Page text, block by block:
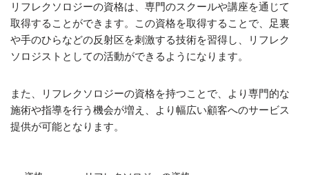
リフレクソロジーの資格は、専門のスクールや講座を通じて
取得することができます。この資格を取得することで、足裏
や手のひらなどの反射区を刺激する技術を習得し、リフレク
ソロジストとしての活動ができるようになります。
また、リフレクソロジーの資格を持つことで、より専門的な
施術や指導を行う機会が増え、より幅広い顧客へのサービス
提供が可能となります。